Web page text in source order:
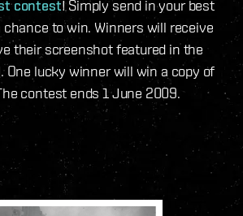
contest! Simply send in your best
to win. Winners will receive
their screenshot featured in the
One lucky winner will win a copy of
contest ends 1 June 2009.